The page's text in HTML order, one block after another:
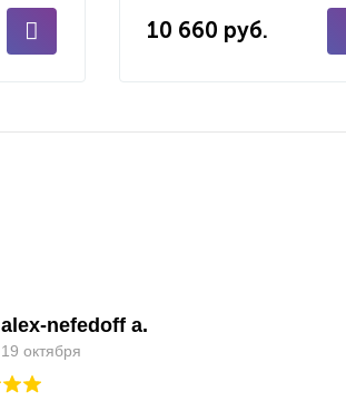
10 660 руб.
alex-nefedoff a.
19 октября